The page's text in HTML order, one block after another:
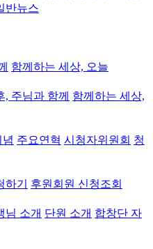
반뉴스
함께하는 세상, 오늘
, 주님과 함께 함께하는 세상,
주요연혁 시청자위원회 청
기
후원회원 신청조회
님 소개 단원 소개 합창단 자